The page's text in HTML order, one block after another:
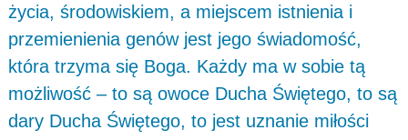
życia, środowiskiem, a miejscem istnienia i
przemienienia genów jest jego świadomość,
która trzyma się Boga. Każdy ma w sobie tą
możliwość – to są owoce Ducha Świętego, to są
dary Ducha Świętego, to jest uznanie miłości